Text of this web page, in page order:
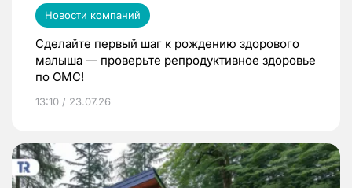
Новости компаний
Сделайте первый шаг к рождению здорового
малыша — проверьте репродуктивное здоровье
по ОМС!
13:10 / 23.07.26